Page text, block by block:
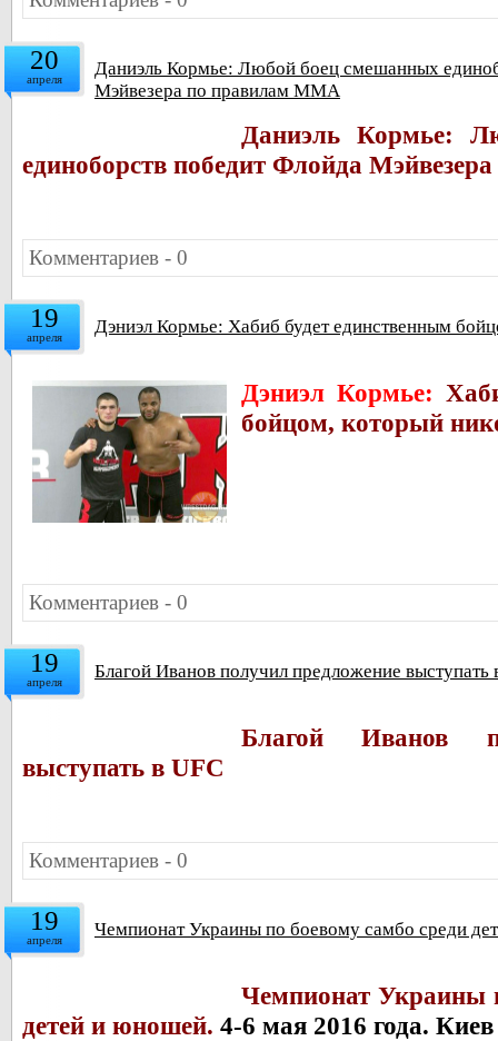
20
апреля
Даниэль Кормье: Любой боец смешанных
Мэйвезера по правилам ММА
Даниэль Кормье:
единоборств победит Флойда
Комментариев - 0
19
апреля Дэниэл Кормье: Хабиб будет единственным
Дэниэл Кормье:
бойцом, который
Комментариев - 0
19
апреля Благой Иванов получил предложение выступать
Благой Иванов
выступать в UFC
Комментариев - 0
19
апреля Чемпионат Украины по боевому самбо среди
Чемпионат Украины
детей и юношей. 4-6 мая 2016 года. Киев